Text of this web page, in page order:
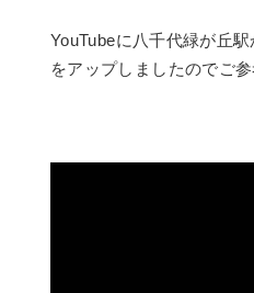
YouTubeに八千代緑が丘
をアップしましたのでご参